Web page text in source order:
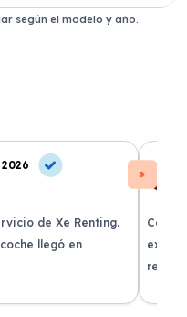
según el modelo y año.
de Xe Renting.
llegó en